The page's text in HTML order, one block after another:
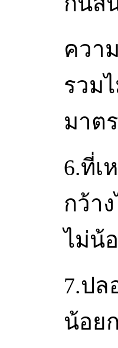
ควา
รวม
มาต
6.ที่เ
กว้า
ไม่น้
7.ปล
น้อย